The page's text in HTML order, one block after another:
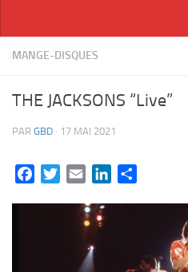
MANGE-DISQUES
THE JACKSONS “Live”
PAR GBD · 17 MAI 2021
FacebookTwitterEmail LinkedIn